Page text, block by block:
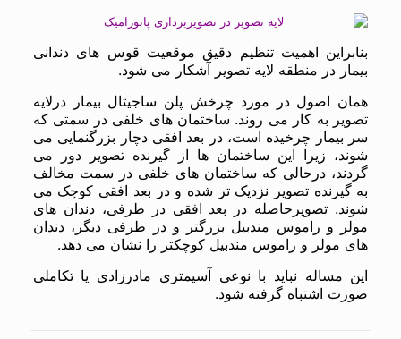
بنابراین اهمیت تنظیم دقیق موقعیت قوس های دندانی
بیمار در منطقه لایه تصویر آشکار می شود.
همان اصول در مورد چرخش پلن ساجیتال بیمار درلایه
تصویر به کار می روند. ساختمان های خلفی در سمتی که
سر بیمار چرخیده است، در بعد افقی دچار بزرگنمایی می
شوند، زیرا این ساختمان ها از گیرنده تصویر دور می
گردند، درحالی که ساختمان های خلفی در سمت مخالف
به گیرنده تصویر نزدیک تر شده و در بعد افقی کوچک می
شوند. تصویرحاصله در بعد افقی در طرفی، دندان های
مولر و راموس مندبیل بزرگتر و در طرفی دیگر، دندان
های مولر و راموس مندبیل کوچکتر را نشان می دهد.
این مساله نباید با نوعی آسیمتری مادرزادی یا تکاملی
صورت اشتباه گرفته شود.